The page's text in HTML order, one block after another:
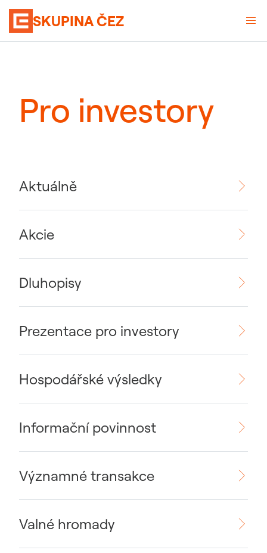
SKUPINA ČEZ
Pro investory
Aktuálně
Akcie
Dluhopisy
Prezentace pro investory
Hospodářské výsledky
Informační povinnost
Významné transakce
Valné hromady